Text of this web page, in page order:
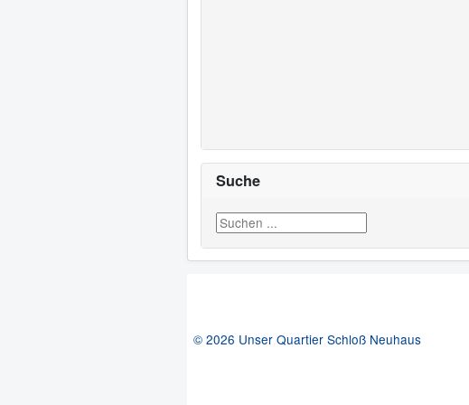
Suche
Suchen ...
© 2026 Unser Quartier Schloß Neuhaus